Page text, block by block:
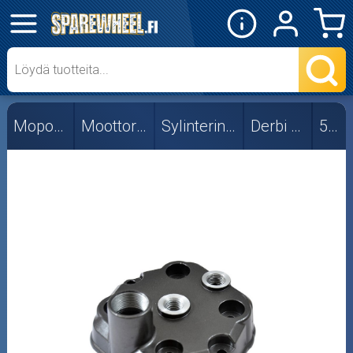
✕
Mopon osat
50cc
Tarvikkeet
Crossipyörän osat
Moottoripyörän osat
Mopon osat Moottorin osat Sylinterin kannet Derbi Senda 50cc